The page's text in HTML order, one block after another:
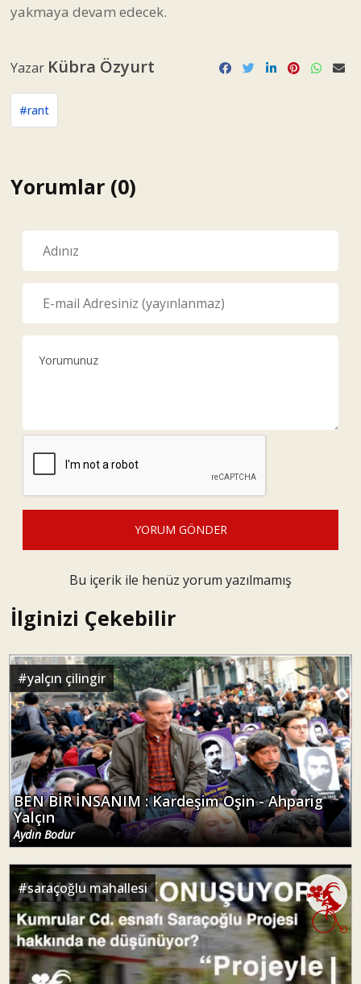
yakmaya devam edecek.
Yazar Kübra Özyurt
#rant
Yorumlar (0)
YORUM GÖNDER
Bu içerik ile henüz yorum yazılmamış
İlginizi Çekebilir
#yalçın çilingir
BEN BİR İNSANIM : Kardeşim Oşin - Ahparig
Yalçın
Aydın Bodur
#saraçoğlu mahallesi